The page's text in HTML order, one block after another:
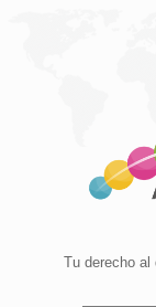
Tu derecho al